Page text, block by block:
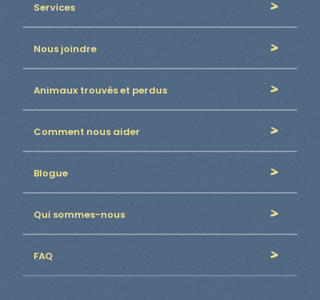
Services
Nous joindre
Animaux trouvés et perdus
Comment nous aider
Blogue
Qui sommes-nous
FAQ